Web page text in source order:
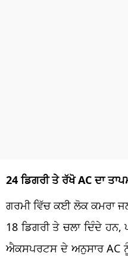
24 ਡਿਗਰੀ ਤੇ ਰੱਖੋ AC ਦਾ
ਗਰਮੀ ਵਿੱਚ ਕਈ ਲੋਕ ਕਮਰਾ
18 ਡਿਗਰੀ ਤੇ ਚਲਾ ਦਿੰਦੇ
ਐਕਸਪਰਟਸ ਦੇ ਅਨੁਸਾਰ AC